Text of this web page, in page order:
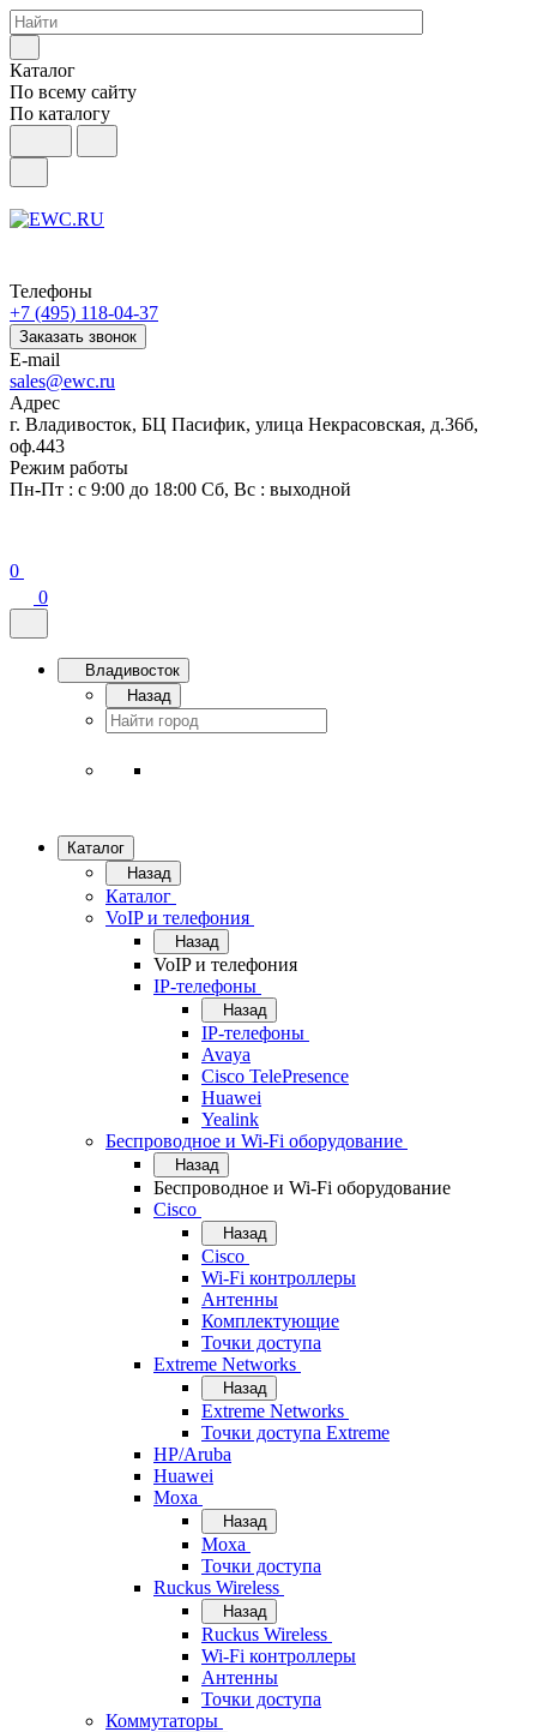
Каталог
По всему сайту
По каталогу
Телефоны
+7 (495) 118-04-37
Заказать звонок
E-mail
sales@ewc.ru
Адрес
г. Владивосток, БЦ Пасифик, улица Некрасовская, д.36б,
оф.443
Режим работы
Пн-Пт : с 9:00 до 18:00 Сб, Вс : выходной
0
0
Владивосток
Назад
Каталог
Назад
Каталог
VoIP и телефония
Назад
VoIP и телефония
IP-телефоны
Назад
IP-телефоны
Avaya
Cisco TelePresence
Huawei
Yealink
Беспроводное и Wi-Fi оборудование
Назад
Беспроводное и Wi-Fi оборудование
Cisco
Назад
Cisco
Wi-Fi контроллеры
Антенны
Комплектующие
Точки доступа
Extreme Networks
Назад
Extreme Networks
Точки доступа Extreme
HP/Aruba
Huawei
Moxa
Назад
Moxa
Точки доступа
Ruckus Wireless
Назад
Ruckus Wireless
Wi-Fi контроллеры
Антенны
Точки доступа
Коммутаторы